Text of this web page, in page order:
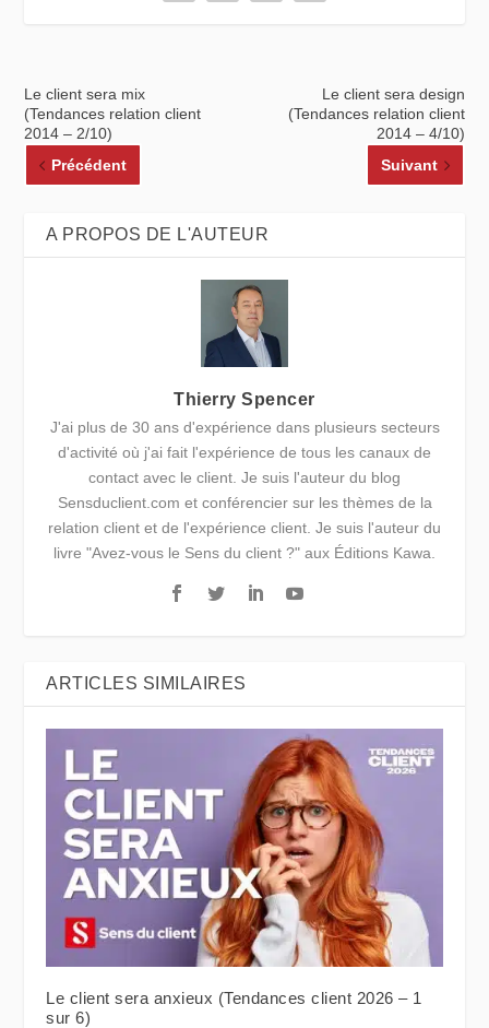
Le client sera mix
(Tendances relation client
2014 – 2/10)
Précédent
Le client sera design
(Tendances relation client
2014 – 4/10)
Suivant
A PROPOS DE L'AUTEUR
Thierry Spencer
J'ai plus de 30 ans d'expérience dans plusieurs secteurs
d'activité où j'ai fait l'expérience de tous les canaux de
contact avec le client. Je suis l'auteur du blog
Sensduclient.com et conférencier sur les thèmes de la
relation client et de l'expérience client. Je suis l'auteur du
livre "Avez-vous le Sens du client ?" aux Éditions Kawa.
ARTICLES SIMILAIRES
Le client sera anxieux (Tendances client 2026 – 1
sur 6)